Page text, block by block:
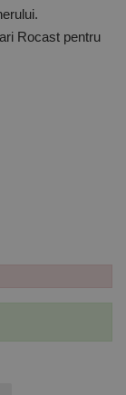
Rocast pentru